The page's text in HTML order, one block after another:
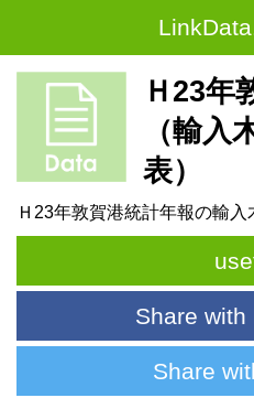
Ｈ23年
（輸入
表）
Ｈ23年敦賀港統計年報の輸入
Share with
Share